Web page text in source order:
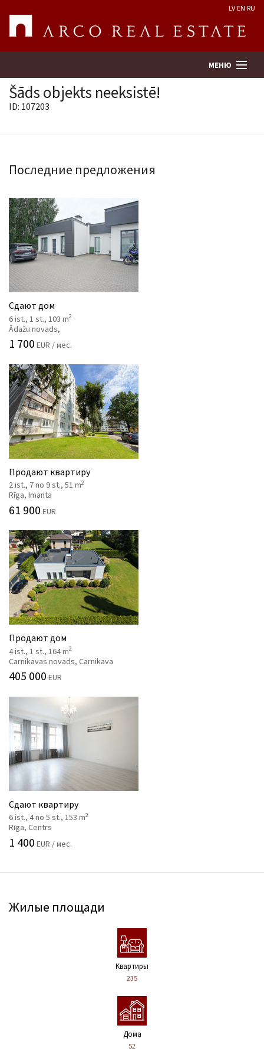
LV EN RU
МЕНЮ
Предприятие
Услуги
Kонтакты
Šāds objekts neeksistē!
ID: 107203
Последние предложения
Сдают дом
6 ist., 1 st., 103 m2
Ādažu novads,
1 700 EUR / мес.
Продают квартиру
2 ist., 7 no 9 st., 51 m2
Rīga, Imanta
61 900 EUR
Продают дом
4 ist., 1 st., 164 m2
Carnikavas novads, Carnikava
405 000 EUR
Сдают квартиру
6 ist., 4 no 5 st., 153 m2
Rīga, Centrs
1 400 EUR / мес.
Жилые площади
Kвартиры
235
Дома
52